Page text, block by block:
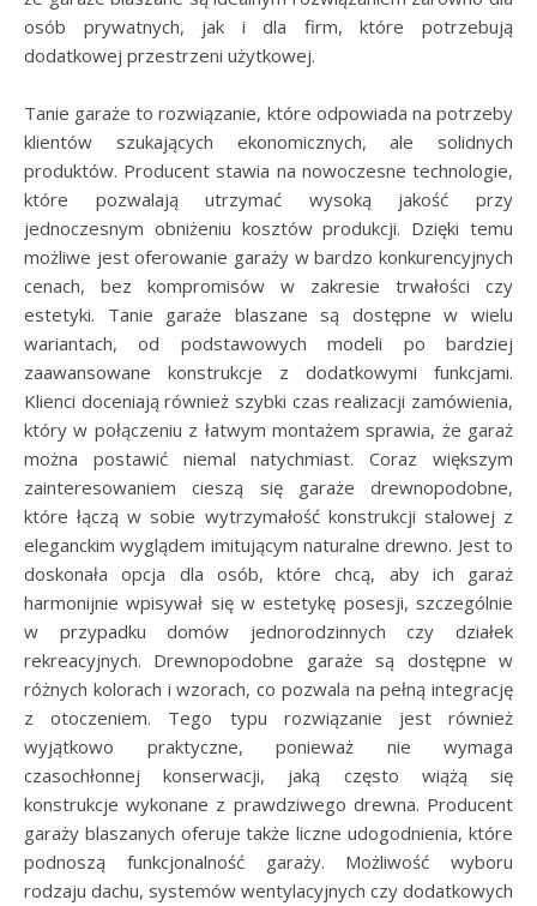
osób prywatnych, jak i dla firm, które potrzebują
dodatkowej przestrzeni użytkowej.
Tanie garaże to rozwiązanie, które odpowiada na potrzeby
klientów szukających ekonomicznych, ale solidnych
produktów. Producent stawia na nowoczesne technologie,
które pozwalają utrzymać wysoką jakość przy
jednoczesnym obniżeniu kosztów produkcji. Dzięki temu
możliwe jest oferowanie garaży w bardzo konkurencyjnych
cenach, bez kompromisów w zakresie trwałości czy
estetyki. Tanie garaże blaszane są dostępne w wielu
wariantach, od podstawowych modeli po bardziej
zaawansowane konstrukcje z dodatkowymi funkcjami.
Klienci doceniają również szybki czas realizacji zamówienia,
który w połączeniu z łatwym montażem sprawia, że garaż
można postawić niemal natychmiast. Coraz większym
zainteresowaniem cieszą się garaże drewnopodobne,
które łączą w sobie wytrzymałość konstrukcji stalowej z
eleganckim wyglądem imitującym naturalne drewno. Jest to
doskonała opcja dla osób, które chcą, aby ich garaż
harmonijnie wpisywał się w estetykę posesji, szczególnie
w przypadku domów jednorodzinnych czy działek
rekreacyjnych. Drewnopodobne garaże są dostępne w
różnych kolorach i wzorach, co pozwala na pełną integrację
z otoczeniem. Tego typu rozwiązanie jest również
wyjątkowo praktyczne, ponieważ nie wymaga
czasochłonnej konserwacji, jaką często wiążą się
konstrukcje wykonane z prawdziwego drewna. Producent
garaży blaszanych oferuje także liczne udogodnienia, które
podnoszą funkcjonalność garaży. Możliwość wyboru
rodzaju dachu, systemów wentylacyjnych czy dodatkowych